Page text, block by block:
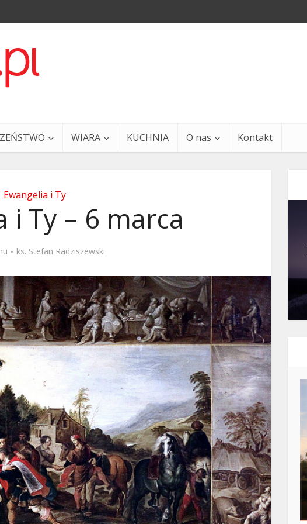
WIARA KUCHNIA O nas Kontakt
Ewangelia i Ty
i Ty – 6 marca
ks. Stefan Radziszewski
i Ty – 29 grudnia